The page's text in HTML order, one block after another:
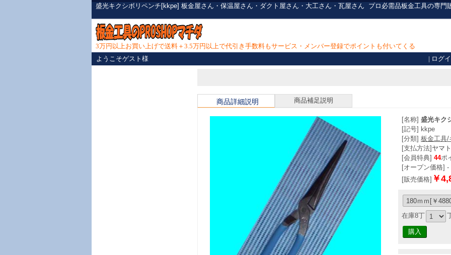
盛光キクシボリペンチ[kkpe] 板金屋さん・保温屋さん・ダクト屋さん・大工さん・瓦屋さん プロ必需品板金工具の専門
3万円以上お買い上げで送料＋3.5万円以上で代引き手数料もサービス・メンバー登録でポイントも付いてくる
ようこそゲスト様
| ログ
商品詳細説明 商品補足説明
[名称] 盛光キク
[記号] kkpe
[分類] 板金工具/
[支払方法] ヤマ
[会員特典] 44ポ
[オープン価格] -
[販売価格] ￥
在庫8丁